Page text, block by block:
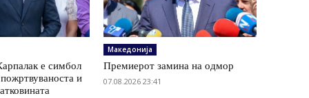
е симбол
и
Македонија
Премиерот замина на одмор
07.08.2026 23:41